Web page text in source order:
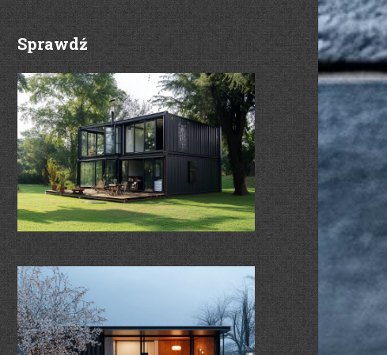
Sprawdź